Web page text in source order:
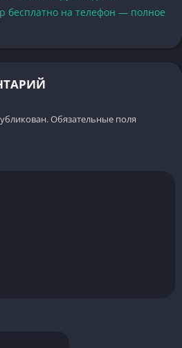
бесплатно на телефон — полное
Обязательные поля